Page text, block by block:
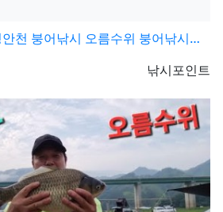
붕어낚시 오름수위 붕어낚시포인트 출조
등록자
낚시포인트